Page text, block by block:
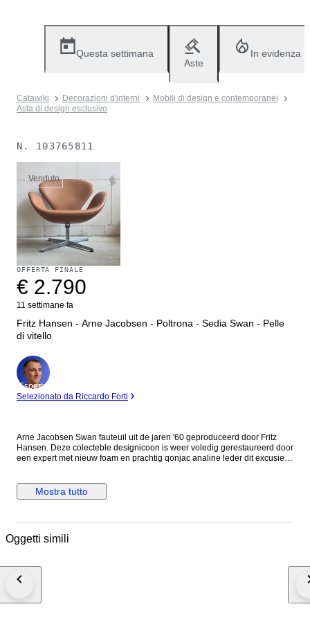
Questa settimana
Aste
In evidenza
Catawiki Decorazioni d'interni
Mobili di design e contemporanei
Asta di design esclusivo
N. 103765811
Venduto
OFFERTA FINALE
€ 2.790
11 settimane fa
Fritz Hansen - Arne Jacobsen - Poltrona - Sedia Swan - Pelle
di vitello
Esperto
Selezionato da Riccardo Forti
Arne Jacobsen Swan fauteuil uit de jaren '60 geproduceerd door Fritz
Hansen. Deze colecteble designicoon is weer voledig gerestaureerd door
een expert met nieuw foam en prachtig qonjac analine leder dit excusieve
Nederland gratis. Transport word uitgevoerd door expert in vervoer met
design en kunst en zal in Europa binnen ca. 2 tot 6 weken bezorgt
Mostra tutto
Oggetti simili